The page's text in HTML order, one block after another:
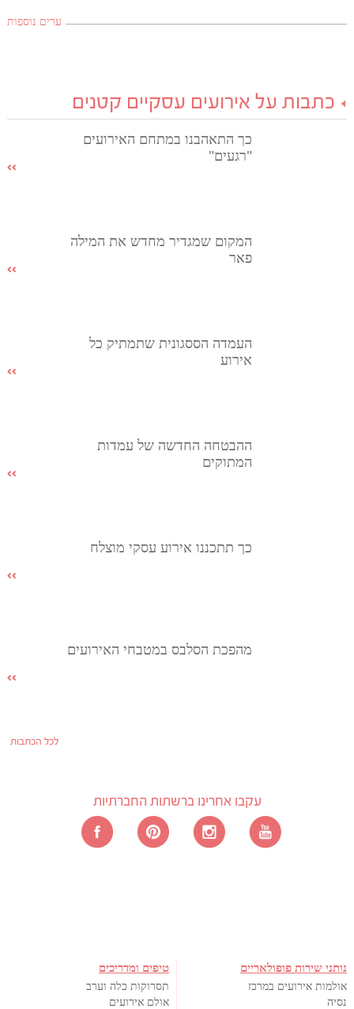
ערים נוספות
כתבות על אירועים עסקיים קטנים
כך התאהבנו במתחם האירועים
"רגעים"
המקום שמגדיר מחדש את המילה
פאר
העמדה הססגונית שתמתיק כל
אירוע
ההבטחה החדשה של עמדות
המתוקים
כך תתכננו אירוע עסקי מוצלח
מהפכת הסלבס במטבחי האירועים
לכל הכתבות
עקבו אחרינו ברשתות החברתיות
נותני שירות פופולאריים
אולמות אירועים במרכז
נסיה
טיפים ומדריכים
תסרוקות כלה וערב
אולם אירועים